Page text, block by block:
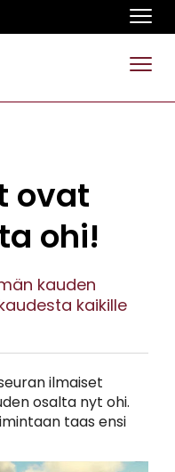
ovat
ohi!
kauden
kaikille
ilmaiset
osalta nyt ohi.
taas ensi